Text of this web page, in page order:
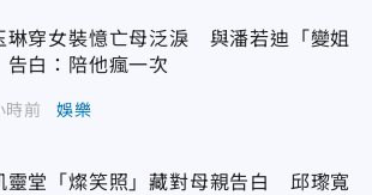
琳穿女裝憶亡母泛淚 與潘若迪「變姐
告白：陪他瘋一次
時前 娛樂
靈堂「燦笑照」藏對母親告白 邱瓈寬